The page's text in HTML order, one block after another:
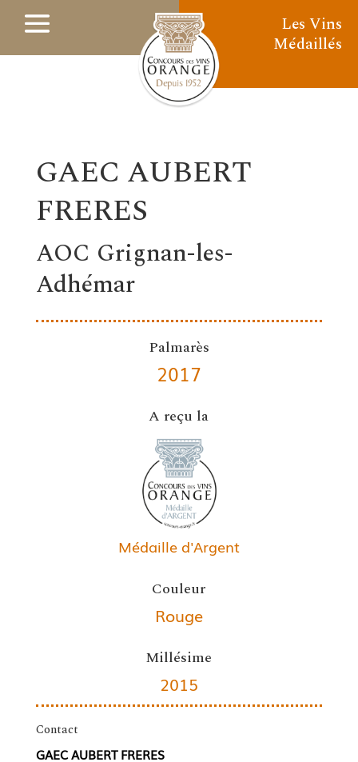
Les Vins
Médaillés
GAEC AUBERT
FRERES
AOC Grignan-les-
Adhémar
Palmarès
2017
A reçu la
Médaille d'Argent
Couleur
Rouge
Millésime
2015
Contact
GAEC AUBERT FRERES